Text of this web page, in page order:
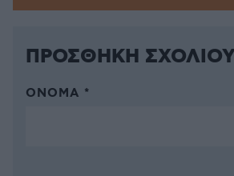
ΠΡΟΣΘΗΚΗ ΣΧΟΛΙΟΥ
ΌΝΟΜΑ *